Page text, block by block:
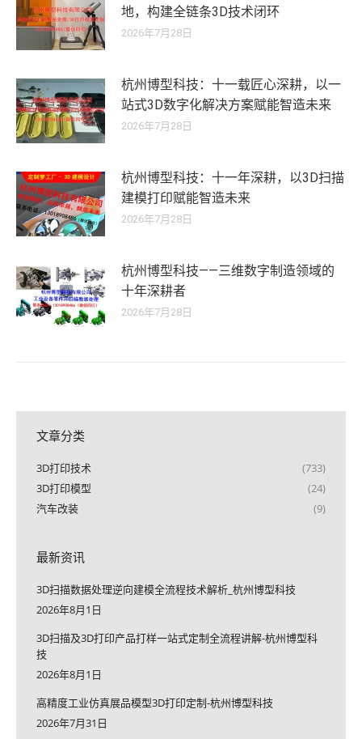
地，构建全链条3D技术闭环
2026年7月28日
杭州博型科技：十一载匠心深耕，以一
站式3D数字化解决方案赋能智造未来
2026年7月28日
杭州博型科技：十一年深耕，以3D扫描
建模打印赋能智造未来
2026年7月28日
杭州博型科技——三维数字制造领域的
十年深耕者
2026年7月28日
文章分类
3D打印技术
(733)
3D打印模型
(24)
汽车改装
(9)
最新资讯
3D扫描数据处理逆向建模全流程技术解析_杭州博型科技
2026年8月1日
3D扫描及3D打印产品打样一站式定制全流程讲解-杭州博型科
技
2026年8月1日
高精度工业仿真展品模型3D打印定制-杭州博型科技
2026年7月31日